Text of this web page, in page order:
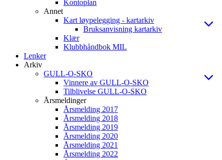
Kontoplan
Annet
Kart løypelegging - kartarkiv
Bruksanvisning kartarkiv
Klær
Klubbhåndbok MIL
Lenker
Arkiv
GULL-O-SKO
Vinnere av GULL-O-SKO
Tilblivelse GULL-O-SKO
Årsmeldinger
Årsmelding 2017
Årsmelding 2018
Årsmelding 2019
Årsmelding 2020
Årsmelding 2021
Årsmelding 2022